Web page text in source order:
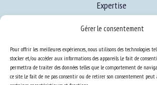
Gérer le consentement
Pour offrir les meilleures expériences, nous utilisons des technologies
stocker et/ou accéder aux informations des appareils. Le fait de
permettra de traiter des données telles que le comportement de
ce site. Le fait de ne pas consentir ou de retirer son consentement
Expertise
S’informer sur le BEA
Ressources